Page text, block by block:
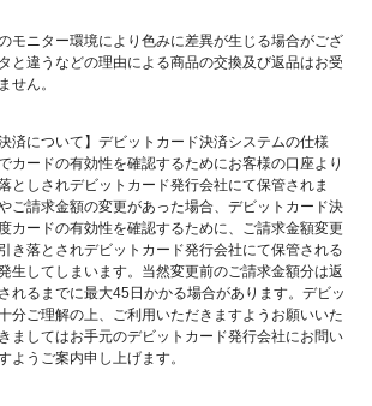
モニター環境により色みに差異が生じる場合がござ
と違うなどの理由による商品の交換及び返品はお受
せん。
済について】デビットカード決済システムの仕様
カードの有効性を確認するためにお客様の口座より
としされデビットカード発行会社にて保管されま
ご請求金額の変更があった場合、デビットカード決
カードの有効性を確認するために、ご請求金額変更
き落とされデビットカード発行会社にて保管される
生してしまいます。当然変更前のご請求金額分は返
れるまでに最大45日かかる場合があります。デビッ
分ご理解の上、ご利用いただきますようお願いいた
ましてはお手元のデビットカード発行会社にお問い
ようご案内申し上げます。